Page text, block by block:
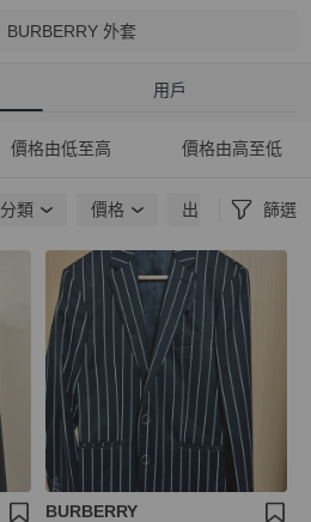
BURBERRY 外套
用戶
價格由低至高 價格由高至低
分類 價格 出貨地點 篩選
BURBERRY